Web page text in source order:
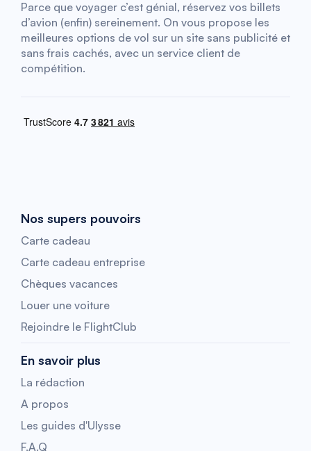
Parce que voyager c’est génial, réservez vos billets
d’avion (enfin) sereinement. On vous propose les
meilleures options de vol sur un site sans publicité et
sans frais cachés, avec un service client de
compétition.
Nos supers pouvoirs
Carte cadeau
Carte cadeau entreprise
Chèques vacances
Louer une voiture
Rejoindre le FlightClub
En savoir plus
La rédaction
A propos
Les guides d'Ulysse
F.A.Q